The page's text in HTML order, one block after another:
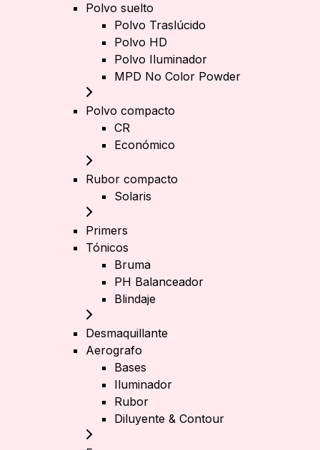
Polvo suelto
Polvo Traslúcido
Polvo HD
Polvo Iluminador
MPD No Color Powder
Polvo compacto
CR
Económico
Rubor compacto
Solaris
Primers
Tónicos
Bruma
PH Balanceador
Blindaje
Desmaquillante
Aerografo
Bases
Iluminador
Rubor
Diluyente & Contour